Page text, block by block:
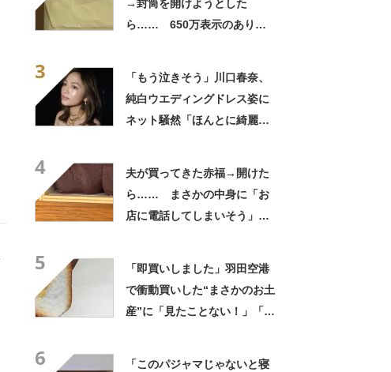
→封筒を開けようとした
ら…… 650万表示のありえ
3
「もう泣きそう」川口春奈、
純白ウエディングドレス姿に
ネット騒然「ほんとに綺麗」
4
夫が買ってきた赤福→開けた
ら…… まさかの中身に「お
店に電話してしまいそう」
5
「即買いしました」羽田空港
で衝動買いした“まさかのお土
産”に「見たことない！」「み
6
「このパジャマじゃないと寝